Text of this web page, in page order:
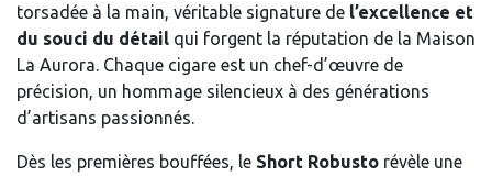
torsadée à la main, véritable signature de l’excellence et
du souci du détail qui forgent la réputation de la Maison
La Aurora. Chaque cigare est un chef-d’œuvre de
précision, un hommage silencieux à des générations
d’artisans passionnés.
Dès les premières bouffées, le Short Robusto révèle une